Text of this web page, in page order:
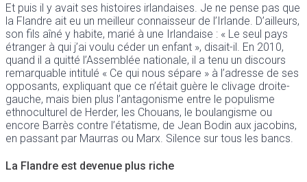
Et puis il y avait ses histoires irlandaises. Je ne pense pas que
la Flandre ait eu un meilleur connaisseur de l’Irlande. D’ailleurs,
son fils aîné y habite, marié à une Irlandaise : « Le seul pays
étranger à qui j’ai voulu céder un enfant », disait-il. En 2010,
quand il a quitté l’Assemblée nationale, il a tenu un discours
remarquable intitulé « Ce qui nous sépare » à l’adresse de ses
opposants, expliquant que ce n’était guère le clivage droite-
gauche, mais bien plus l’antagonisme entre le populisme
ethnoculturel de Herder, les Chouans, le boulangisme ou
encore Barrès contre l’étatisme, de Jean Bodin aux jacobins,
en passant par Maurras ou Marx. Silence sur tous les bancs.
La Flandre est devenue plus riche